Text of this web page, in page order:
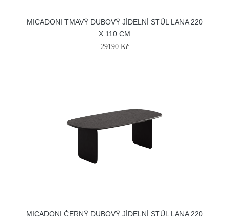
MICADONI TMAVÝ DUBOVÝ JÍDELNÍ STŮL LANA 220
X 110 CM
29190 Kč
MICADONI ČERNÝ DUBOVÝ JÍDELNÍ STŮL LANA 220